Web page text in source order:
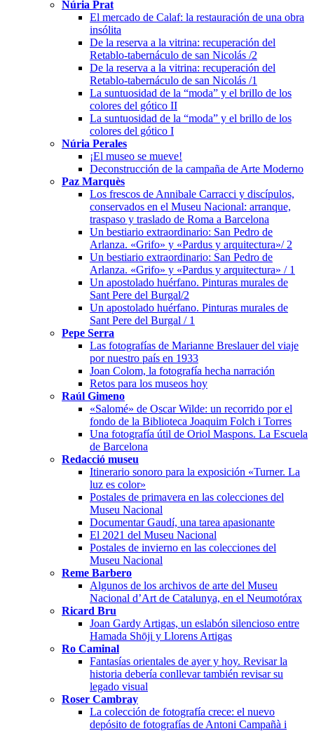
Núria Prat
El mercado de Calaf: la restauración de una obra
insólita
De la reserva a la vitrina: recuperación del
Retablo-tabernáculo de san Nicolás /2
De la reserva a la vitrina: recuperación del
Retablo-tabernáculo de san Nicolás /1
La suntuosidad de la “moda” y el brillo de los
colores del gótico II
La suntuosidad de la “moda” y el brillo de los
colores del gótico I
Núria Perales
¡El museo se mueve!
Deconstrucción de la campaña de Arte Moderno
Paz Marquès
Los frescos de Annibale Carracci y discípulos,
conservados en el Museu Nacional: arranque,
traspaso y traslado de Roma a Barcelona
Un bestiario extraordinario: San Pedro de
Arlanza. «Grifo» y «Pardus y arquitectura»/ 2
Un bestiario extraordinario: San Pedro de
Arlanza. «Grifo» y «Pardus y arquitectura» / 1
Un apostolado huérfano. Pinturas murales de
Sant Pere del Burgal/2
Un apostolado huérfano. Pinturas murales de
Sant Pere del Burgal / 1
Pepe Serra
Las fotografías de Marianne Breslauer del viaje
por nuestro país en 1933
Joan Colom, la fotografía hecha narración
Retos para los museos hoy
Raúl Gimeno
«Salomé» de Oscar Wilde: un recorrido por el
fondo de la Biblioteca Joaquim Folch i Torres
Una fotografía útil de Oriol Maspons. La Escuela
de Barcelona
Redacció museu
Itinerario sonoro para la exposición «Turner. La
luz es color»
Postales de primavera en las colecciones del
Museu Nacional
Documentar Gaudí, una tarea apasionante
El 2021 del Museu Nacional
Postales de invierno en las colecciones del
Museu Nacional
Reme Barbero
Algunos de los archivos de arte del Museu
Nacional d’Art de Catalunya, en el Neumotórax
Ricard Bru
Joan Gardy Artigas, un eslabón silencioso entre
Hamada Shōji y Llorens Artigas
Ro Caminal
Fantasías orientales de ayer y hoy. Revisar la
historia debería conllevar también revisar su
legado visual
Roser Cambray
La colección de fotografía crece: el nuevo
depósito de fotografías de Antoni Campañà i